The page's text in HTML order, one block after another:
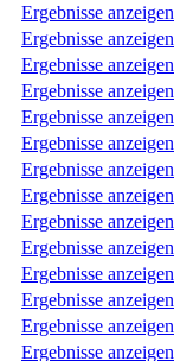
Ergebnisse anzeigen
Ergebnisse anzeigen
Ergebnisse anzeigen
Ergebnisse anzeigen
Ergebnisse anzeigen
Ergebnisse anzeigen
Ergebnisse anzeigen
Ergebnisse anzeigen
Ergebnisse anzeigen
Ergebnisse anzeigen
Ergebnisse anzeigen
Ergebnisse anzeigen
Ergebnisse anzeigen
Ergebnisse anzeigen